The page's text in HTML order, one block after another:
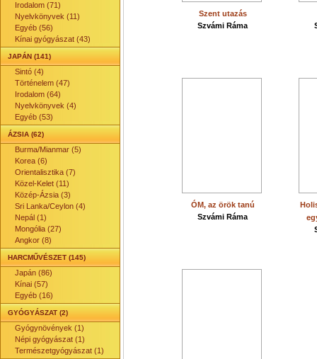
Irodalom (71)
Nyelvkönyvek (11)
Egyéb (56)
Kínai gyógyászat (43)
JAPÁN (141)
Sintó (4)
Történelem (47)
Irodalom (64)
Nyelvkönyvek (4)
Egyéb (53)
ÁZSIA (62)
Burma/Mianmar (5)
Korea (6)
Orientalisztika (7)
Közel-Kelet (11)
Közép-Ázsia (3)
Sri Lanka/Ceylon (4)
Nepál (1)
Mongólia (27)
Angkor (8)
HARCMŰVÉSZET (145)
Japán (86)
Kínai (57)
Egyéb (16)
GYÓGYÁSZAT (2)
Gyógynövények (1)
Népi gyógyászat (1)
Természetgyógyászat (1)
Szent utazás
Szvámi Ráma
ÓM, az örök tanú
Szvámi Ráma